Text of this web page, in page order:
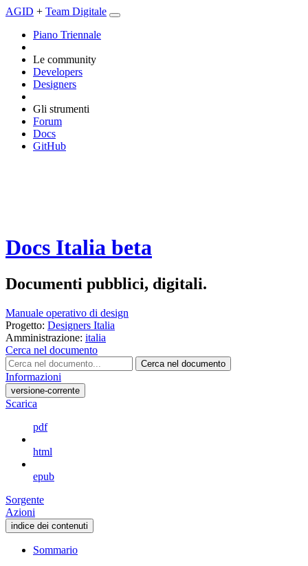
AGID + Team Digitale
Piano Triennale
Le community
Developers
Designers
Gli strumenti
Forum
Docs
GitHub
Docs Italia beta
Documenti pubblici, digitali.
Manuale operativo di design
Progetto: Designers Italia
Amministrazione: italia
Cerca nel documento
Cerca nel documento
Informazioni
versione-corrente
Scarica
pdf
html
epub
Sorgente
Azioni
indice dei contenuti
Sommario